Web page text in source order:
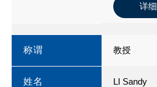
详细
称谓 教授
姓名 LI Sandy